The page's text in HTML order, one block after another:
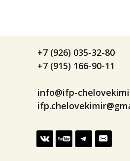
+7 (926) 035-32-80
+7 (915) 166-90-11
info@ifp-